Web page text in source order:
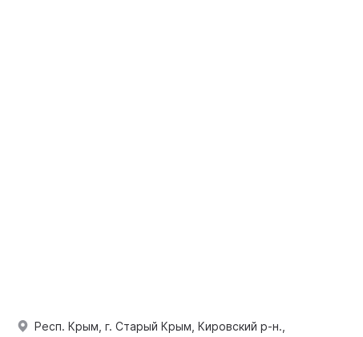
Респ. Крым, г. Старый Крым, Кировский р-н.,